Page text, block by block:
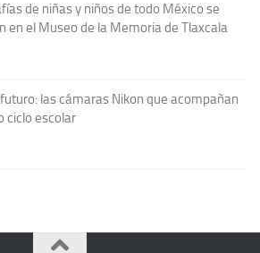
de niñas y niños de todo México se
en el Museo de la Memoria de Tlaxcala
las cámaras Nikon que acompañan
ciclo escolar